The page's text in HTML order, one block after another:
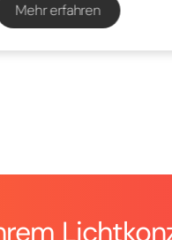
Mehr erfahren